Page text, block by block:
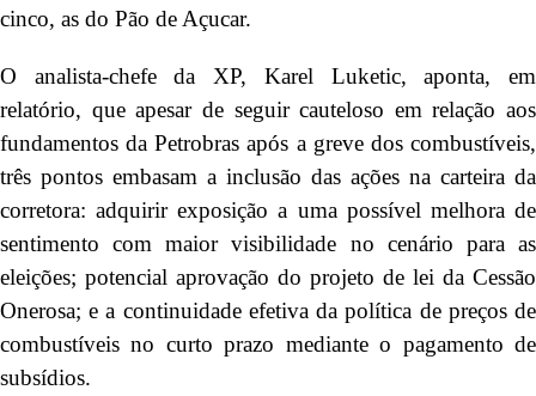
cinco, as do Pão de Açucar.
O analista-chefe da XP, Karel Luketic, aponta, em
relatório, que apesar de seguir cauteloso em relação aos
fundamentos da Petrobras após a greve dos combustíveis,
três pontos embasam a inclusão das ações na carteira da
corretora: adquirir exposição a uma possível melhora de
sentimento com maior visibilidade no cenário para as
eleições; potencial aprovação do projeto de lei da Cessão
Onerosa; e a continuidade efetiva da política de preços de
combustíveis no curto prazo mediante o pagamento de
subsídios.